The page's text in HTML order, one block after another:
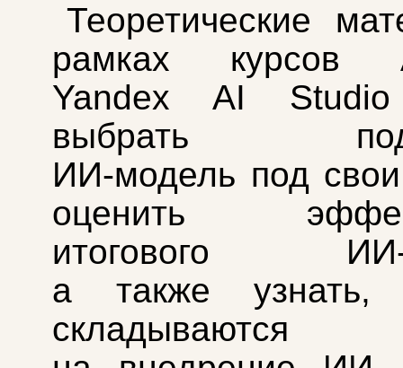
Теоретические
рамках курсов
Yandex AI Studio
выбрать
ИИ‑модель под
оценить
итогового
а также узнать,
складываются